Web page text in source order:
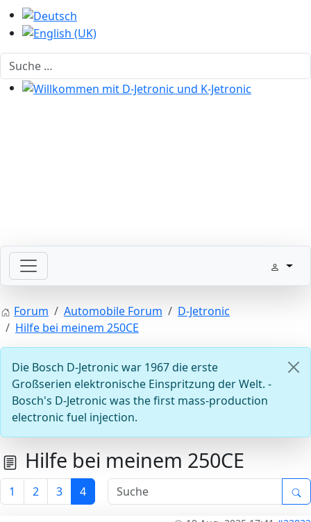
Sprache auswählen
Suchen
Willkommen mit der Zündung
Steuergeräte D-Jetronic & KE-Jetronic: Prüfen und
Forum Automobile Forum
D-Jetronic
Hilfe bei meinem 250CE
Die Bosch D-Jetronic war 1967 die erste
Großserien elektronische Einspritzung der Welt. -
Bosch's D-Jetronic was the first mass-production
electronic fuel injection.
Hilfe bei meinem 250CE
1 2 3 4